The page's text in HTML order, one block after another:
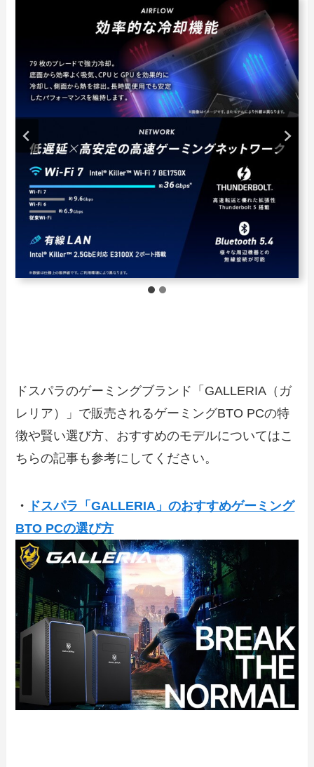
ドスパラのゲーミングブランド「GALLERIA（ガ
レリア）」で販売されるゲーミングBTO PCの特
徴や賢い選び方、おすすめのモデルについてはこ
ちらの記事も参考にしてください。
・
ドスパラ「GALLERIA」のおすすめゲーミング
BTO PCの選び方